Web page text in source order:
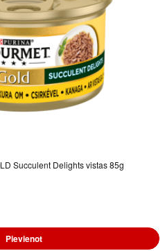
Succulent Delights vistas 85g
Pievienot